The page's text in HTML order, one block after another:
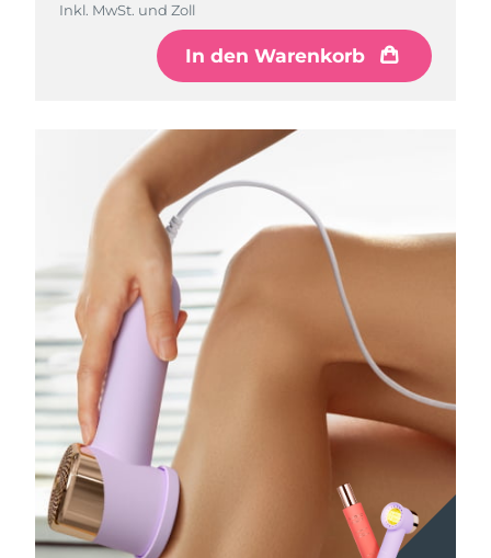
Inkl. MwSt. und Zoll
In den Warenkorb